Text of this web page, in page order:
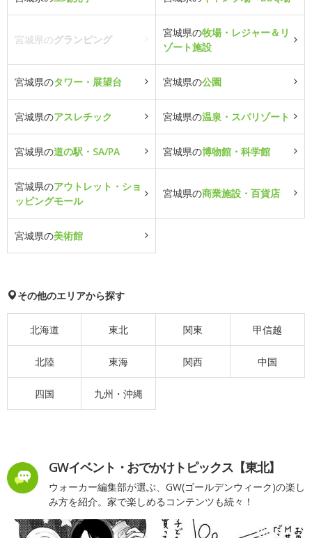
宮城県のグランピング
宮城県の牧場・レジャー＆リ
ゾート施設
宮城県のタワー・展望台 宮城県の公園
宮城県のアスレチック 宮城県の温泉・スパリゾート
宮城県の道の駅・SA/PA 宮城県の博物館・科学館
宮城県のアウトレット・ショ
ッピングモール
宮城県の商業施設・百貨店
宮城県の美術館
その他のエリアから探す
北海道 東北 関東 甲信越
北陸 東海 関西 中国
四国 九州・沖縄
GWイベント・おでかけトピックス【東北】
ウォーカー編集部が選ぶ、GW(ゴールデンウィーク)の楽し
み方を紹介。家で楽しめるコンテンツも続々！